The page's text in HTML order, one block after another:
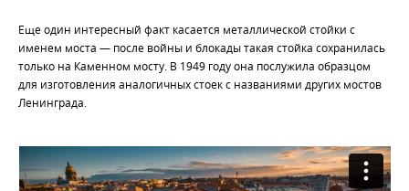
Еще один интересный факт касается металлической стойки с
именем моста — после войны и блокады такая стойка сохранилась
только на Каменном мосту. В 1949 году она послужила образцом
для изготовления аналогичных стоек с названиями других мостов
Ленинграда.